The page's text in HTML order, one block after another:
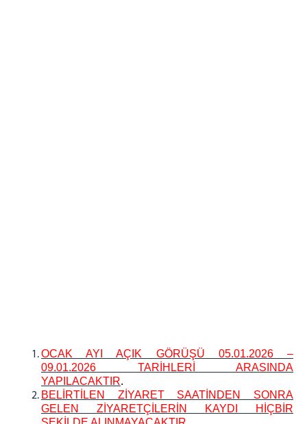
OCAK AYI AÇIK GÖRÜŞÜ 05.01.2026 –
09.01.2026 TARİHLERİ ARASINDA
YAPILACAKTIR.
BELİRTİLEN ZİYARET SAATİNDEN SONRA
GELEN ZİYARETÇİLERİN KAYDI HİÇBİR